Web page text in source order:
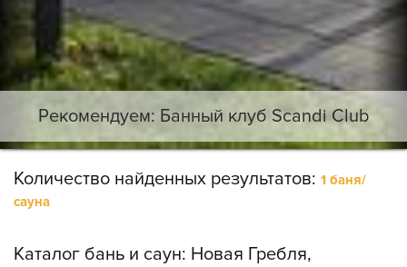
Рекомендуем: Банный клуб Scandi Club
Количество найденных результатов: 1 баня/
сауна
Каталог бань и саун: Новая Гребля,